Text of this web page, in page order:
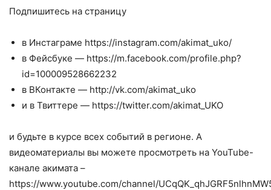
Подпишитесь на страницу
в Инстаграме https://instagram.com/akimat_uko/
в Фейсбуке — https://m.facebook.com/profile.php?
id=100009528662232
в ВКонтакте — http://vk.com/akimat_uko
и в Твиттере — https://twitter.com/akimat_UKO
и будьте в курсе всех событий в регионе. А
видеоматериалы вы можете просмотреть на YouTube-
канале акимата –
https://www.youtube.com/channel/